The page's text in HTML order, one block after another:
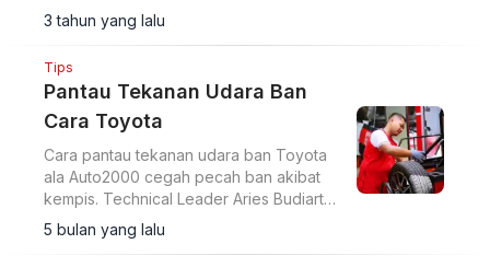
3 tahun yang lalu
Tips
Pantau Tekanan Udara Ban
Cara Toyota
Cara pantau tekanan udara ban Toyota
ala Auto2000 cegah pecah ban akibat
kempis. Technical Leader Aries Budiarto
ungkap risikonya.
5 bulan yang lalu